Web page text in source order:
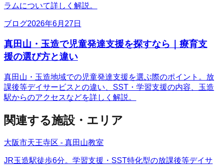
ラムについて詳しく解説。
ブログ2026年6月27日
真田山・玉造で児童発達支援を探すなら｜療育支
援の選び方と違い
真田山・玉造地域での児童発達支援を選ぶ際のポイント。放
課後等デイサービスとの違い、SST・学習支援の内容、玉造
駅からのアクセスなどを詳しく解説。
関連する施設・エリア
大阪市天王寺区 - 真田山教室
JR玉造駅徒歩6分。学習支援・SST特化型の放課後等デイサ